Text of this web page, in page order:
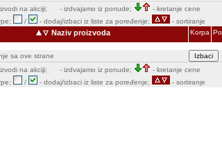
na akciji; - izdvajamo iz ponude;
- kretanje cene
/ - dodaj/izbaci iz liste za poređenje; - sortiranje
Naziv proizvoda Korpa
sa ove strane
na akciji; - izdvajamo iz ponude;
- kretanje cene
/ - dodaj/izbaci iz liste za poređenje; - sortiranje